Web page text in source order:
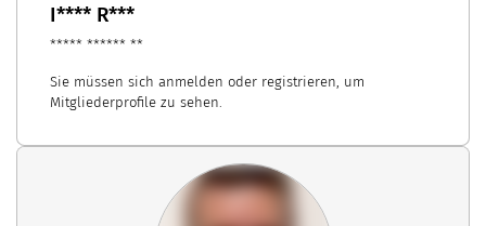
I**** R***
***** ****** **
Sie müssen sich anmelden oder registrieren, um
Mitgliederprofile zu sehen.